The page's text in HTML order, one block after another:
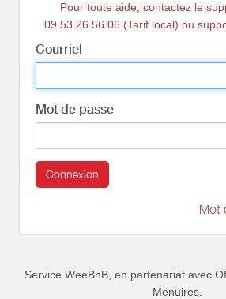
Pour toute aide, contactez le
09.53.26.56.06 (Tarif local) ou
Courriel
Mot de passe
Connexion
Mot
Service WeeBnB, en partenariat avec
Menuires.